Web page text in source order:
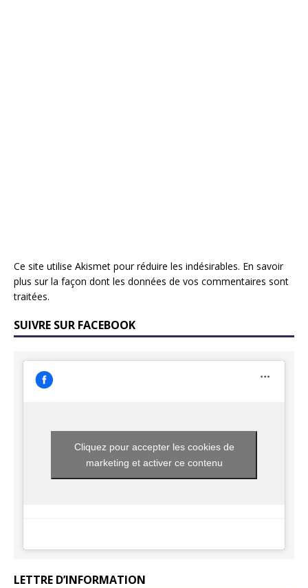
Ce site utilise Akismet pour réduire les indésirables. En savoir
plus sur la façon dont les données de vos commentaires sont
traitées.
SUIVRE SUR FACEBOOK
Cliquez pour accepter les cookies de
marketing et activer ce contenu
LETTRE D’INFORMATION